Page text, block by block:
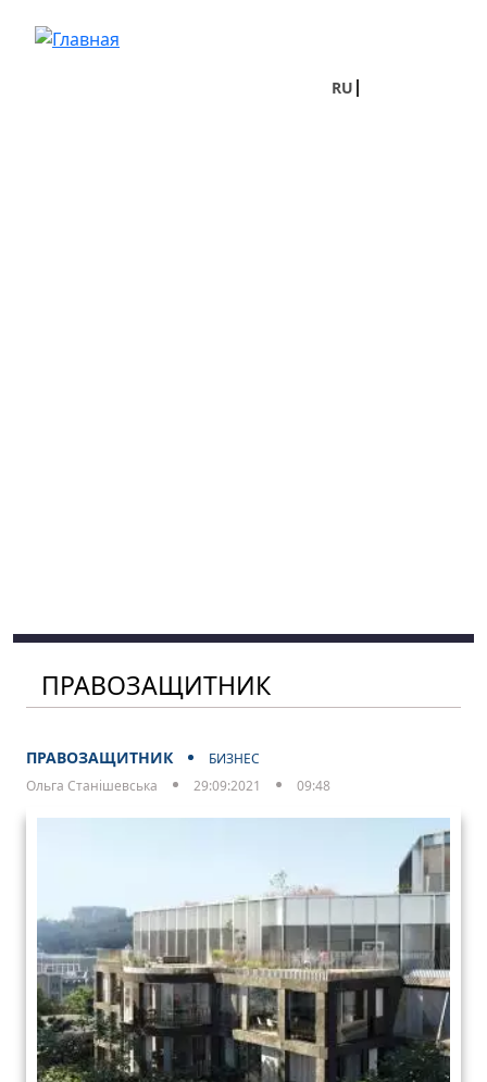
RU
ПРАВОЗАЩИТНИК
ПРАВОЗАЩИТНИК
БИЗНЕС
Ольга Станішевська
29:09:2021 09:48